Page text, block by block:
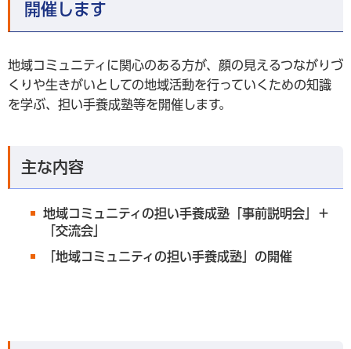
開催します
地域コミュニティに関心のある方が、顔の見えるつながりづ
くりや生きがいとしての地域活動を行っていくための知識
を学ぶ、担い手養成塾等を開催します。
主な内容
地域コミュニティの担い手養成塾「事前説明会」＋
「交流会」
「地域コミュニティの担い手養成塾」の開催